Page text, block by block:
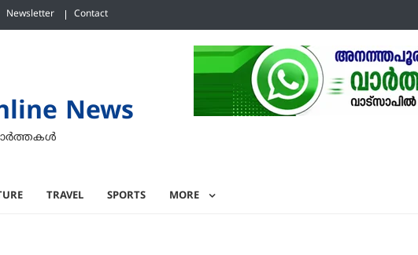
Newsletter Contact
News
TRAVEL SPORTS MORE